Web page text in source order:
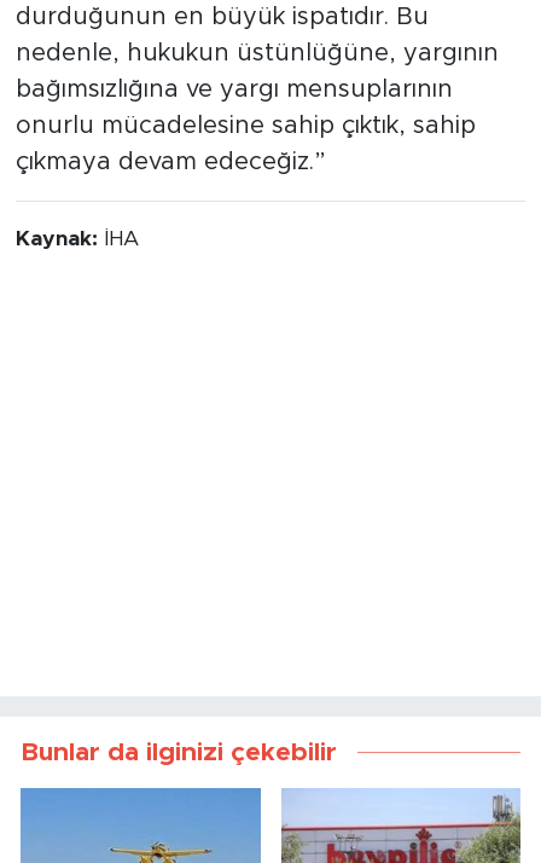
durduğunun en büyük ispatıdır. Bu
nedenle, hukukun üstünlüğüne, yargının
bağımsızlığına ve yargı mensuplarının
onurlu mücadelesine sahip çıktık, sahip
çıkmaya devam edeceğiz.”
Kaynak: İHA
Bunlar da ilginizi çekebilir